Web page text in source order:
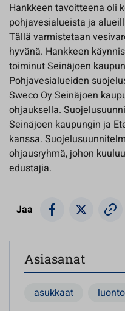
Hankkeen tavoitteena oli
pohjavesialueista ja
Tällä varmistetaan
hyvänä. Hankkeen
toiminut Seinäjoen
Pohjavesialueiden
Sweco Oy Seinäjoen
ohjauksella.
Seinäjoen kaupungin ja
kanssa.
ohjausryhmä, johon
edustajia.
Jaa
Asiasanat
asukkaat luonto